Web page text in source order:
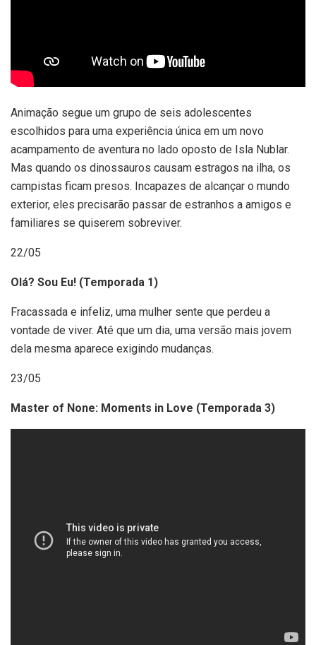
Animação segue um grupo de seis adolescentes
escolhidos para uma experiência única em um novo
acampamento de aventura no lado oposto de Isla Nublar.
Mas quando os dinossauros causam estragos na ilha, os
campistas ficam presos. Incapazes de alcançar o mundo
exterior, eles precisarão passar de estranhos a amigos e
familiares se quiserem sobreviver.
22/05
Olá? Sou Eu! (Temporada 1)
Fracassada e infeliz, uma mulher sente que perdeu a
vontade de viver. Até que um dia, uma versão mais jovem
dela mesma aparece exigindo mudanças.
23/05
Master of None: Moments in Love (Temporada 3)